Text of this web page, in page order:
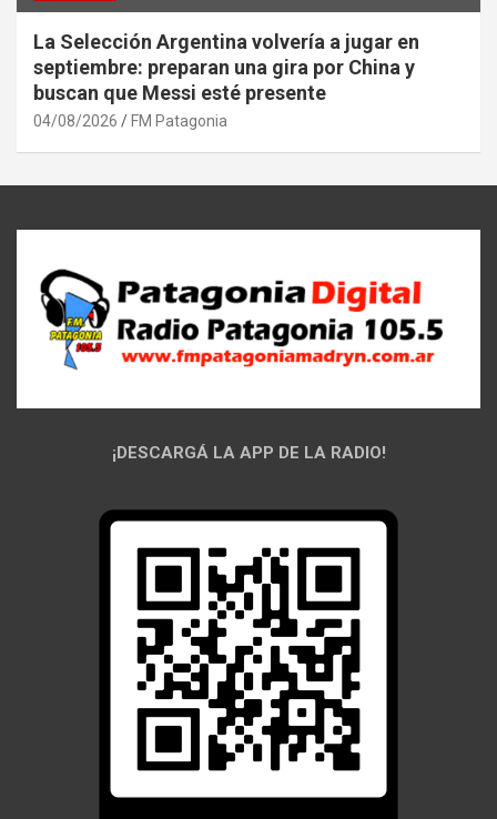
La Selección Argentina volvería a jugar en
septiembre: preparan una gira por China y
buscan que Messi esté presente
04/08/2026 FM Patagonia
¡DESCARGÁ LA APP DE LA RADIO!